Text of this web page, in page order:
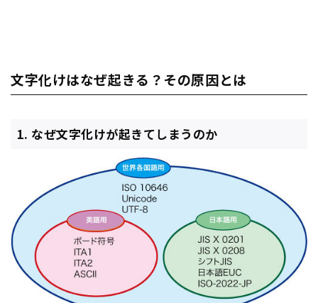
文字化けはなぜ起きる？その原因とは
1. なぜ文字化けが起きてしまうのか